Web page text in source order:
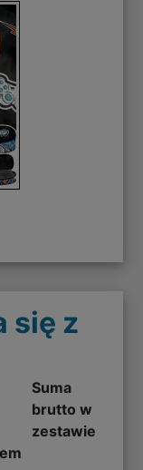
się z
Suma
brutto w
zestawie